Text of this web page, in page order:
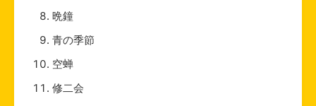
晩鐘
青の季節
空蝉
修二会